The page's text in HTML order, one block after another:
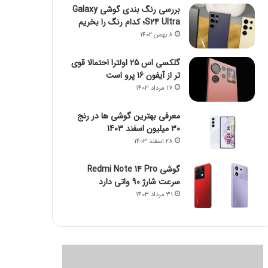
بررسی رنگ بندی گوشی Galaxy
S24 Ultra؛ کدام رنگ را بخریم
8 بهمن 1402
گلکسی اس 25 اولترا احتمالا قوی
تر از آیفون 16 پرو است
17 مرداد 1403
معرفی بهترین گوشی ها در رنج
۳۰ میلیون اسفند 1403
28 اسفند 1403
گوشی Redmi Note 14 Pro
سرعت شارژ 90 واتی دارد
31 مرداد 1403